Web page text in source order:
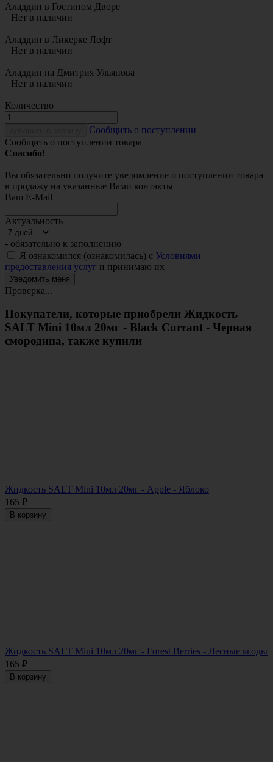
Аладдин в Гостином Дворе
Нет в наличии
Аладдин в Ликерке Лофт
Нет в наличии
Аладдин на Дмитрия Ульянова
Нет в наличии
Количество
Cообщить о поступлении
Сообщить о поступлении товара
Спасибо!
Вы обязательно получите уведомление о поступлении товара
в продажу на указанные Вами контакты
Ваш E-Mail
Актуальность
- обязательно к заполнению
Я ознакомился (ознакомилась) с Условиями
предоставления услуг и принимаю их
Проверка...
Покупатели, которые приобрели Жидкость
SALT Mini 10мл 20мг - Black Currant - Черная
смородина, также купили
Жидкость SALT Mini 10мл 20мг - Apple - Яблоко
165 ₽
В корзину
Жидкость SALT Mini 10мл 20мг - Forest Berries - Лесные ягоды
165 ₽
В корзину